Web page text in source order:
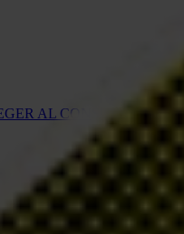
AL CONSUMIDOR